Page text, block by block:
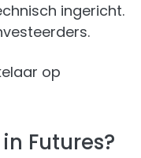
ingericht.
op
Futures?